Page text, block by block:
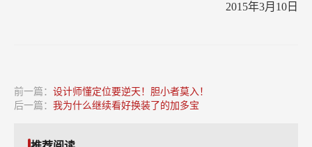
2015年3月10日
前一篇： 设计师懂定位要逆天！胆小者莫入！
后一篇： 我为什么继续看好换装了的加多宝